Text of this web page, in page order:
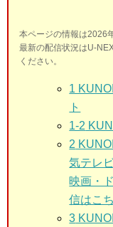
本ページの情報は2026
最新の配信状況はU-
ください。
1
ト
1-2
2
気テレ
映画・
信はこ
3